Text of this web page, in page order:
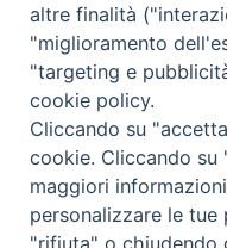
News
Altri articoli
Notizie nazionali
Download
Amministrazione
altre finalità
"miglioramento
"targeting e
cookie policy.
Cliccando su
cookie. Cliccando su
maggiori
personalizzare le tue